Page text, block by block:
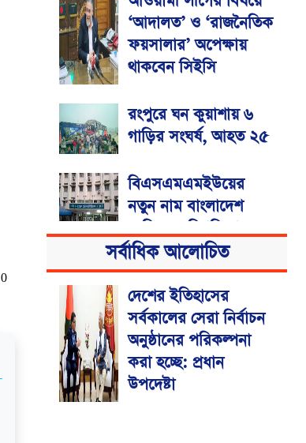
0
‘আদালত’ ও ‘রাজনৈতিক
ফয়সালার’ অপেক্ষায়
থাকবেন সিইসি
রংপুরে ঘন কুয়াশায় ৬
গাড়ির সংঘর্ষ, আহত ২৫
বিএসএমএমইউয়ের
নতুন নাম বাংলাদেশ
মেডিকেল বিশ্ববিদ্যালয়
সর্বাধিক আলোচিত
দেশের ইতিহাসের
সর্বকালের সেরা নির্বাচন
অনুষ্ঠানের পরিকল্পনা
করা হচ্ছে: প্রধান
উপদেষ্টা